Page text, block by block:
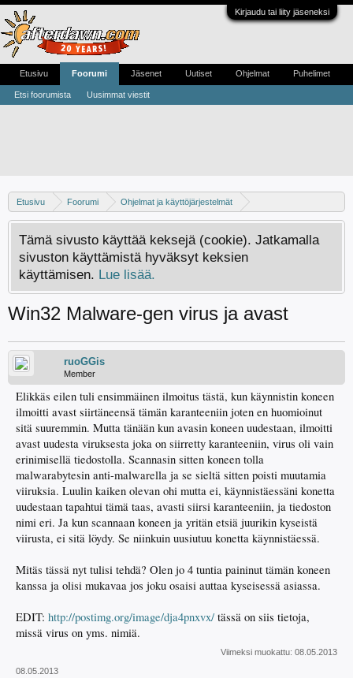
Kirjaudu tai liity jäseneksi
Etusivu Foorumi
Ohjelmat ja käyttöjärjestelmät
Virukset ja haittaohjelmat
Tämä sivusto käyttää keksejä (cookie). Jatkamalla
sivuston käyttämistä hyväksyt keksien
käyttämisen. Lue lisää.
Win32 Malware-gen virus ja avast
ruoGGis
Member
Elikkäs eilen tuli ensimmäinen ilmoitus tästä, kun käynnistin koneen
ilmoitti avast siirtäneensä tämän karanteeniin joten en huomioinut
sitä suuremmin. Mutta tänään kun avasin koneen uudestaan, ilmoitti
avast uudesta viruksesta joka on siirretty karanteeniin, virus oli vain
erinimisellä tiedostolla. Scannasin sitten koneen tolla
malwarabytesin anti-malwarella ja se sieltä sitten poisti muutamia
viiruksia. Luulin kaiken olevan ohi mutta ei, käynnistäessäni konetta
uudestaan tapahtui tämä taas, avasti siirsi karanteeniin, ja tiedoston
nimi eri. Ja kun scannaan koneen ja yritän etsiä juurikin kyseistä
viirusta, ei sitä löydy. Se niinkuin uusiutuu konetta käynnistäessä.
Mitäs tässä nyt tulisi tehdä? Olen jo 4 tuntia paininut tämän koneen
kanssa ja olisi mukavaa jos joku osaisi auttaa kyseisessä asiassa.
EDIT: http://postimg.org/image/dja4pnxvx/ tässä on siis tietoja,
missä virus on yms. nimiä.
Viimeksi muokattu: 08.05.2013
08.05.2013
Etusivu Foorumi
Etsi foorumista Uusimmat viestit
Jäsenet Uutiset Ohjelmat Puhelimet